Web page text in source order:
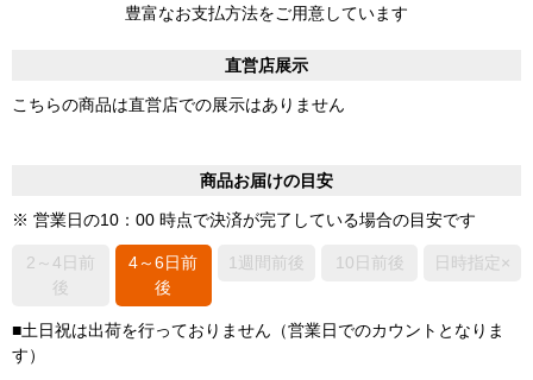
豊富なお支払方法をご用意しています
直営店展示
こちらの商品は直営店での展示はありません
商品お届けの目安
※ 営業日の10：00 時点で決済が完了している場合の目安です
2～4日前
後
4～6日前
後
1週間前後 10日前後 日時指定×
■土日祝は出荷を行っておりません（営業日でのカウントとなりま
す）